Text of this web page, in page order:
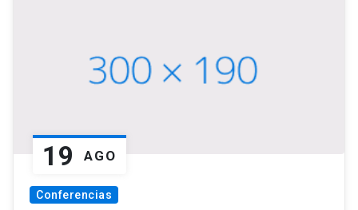
19 AGO
Conferencias